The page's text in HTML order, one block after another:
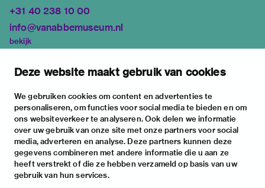
Deze website maakt gebruik van cookies
We gebruiken cookies om content en advertenties te
personaliseren, om functies voor social media te bieden en om
ons websiteverkeer te analyseren. Ook delen we informatie
over uw gebruik van onze site met onze partners voor social
media, adverteren en analyse. Deze partners kunnen deze
gegevens combineren met andere informatie die u aan ze
heeft verstrekt of die ze hebben verzameld op basis van uw
gebruik van hun services.
+31 40 238 10 00
info@vanabbemuseum.nl
bekijk
activiteiten
praktische informatie
over
het museum
de collectie
fondsen & partners